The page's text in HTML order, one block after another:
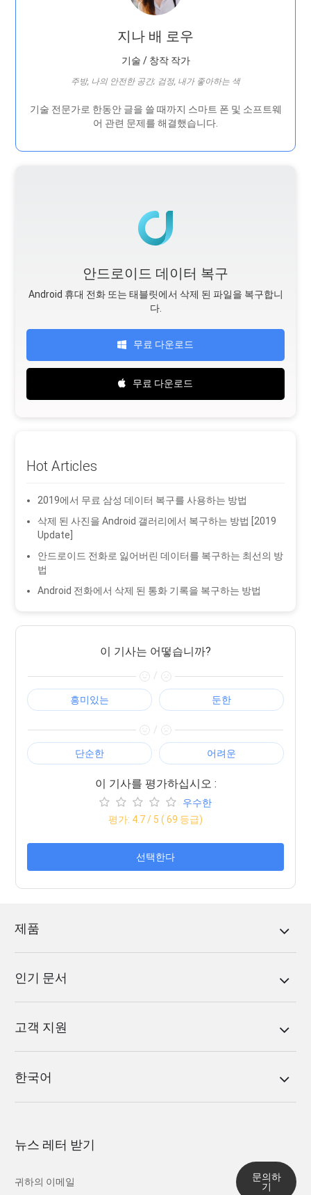
지나 배 로우
기술 / 창작 작가
주방, 나의 안전한 공간; 검정, 내가 좋아하는 색
기술 전문가로 한동안 글을 쓸 때까지 스마트 폰 및 소프트웨
어 관련 문제를 해결했습니다.
안드로이드 데이터 복구
Android 휴대 전화 또는 태블릿에서 삭제 된 파일을 복구합니
다.
무료 다운로드
무료 다운로드
Hot Articles
2019에서 무료 삼성 데이터 복구를 사용하는 방법
삭제 된 사진을 Android 갤러리에서 복구하는 방법 [2019
Update]
안드로이드 전화로 잃어버린 데이터를 복구하는 최선의 방
법
Android 전화에서 삭제 된 통화 기록을 복구하는 방법
이 기사는 어떻습니까?
/
흥미있는 둔한
/
단순한 어려운
이 기사를 평가하십시오 :
우수한
평가: 4.7/ 5 ( 69 등급)
선택한다
제품
인기 문서
고객 지원
한국어
뉴스 레터 받기
문의하
기